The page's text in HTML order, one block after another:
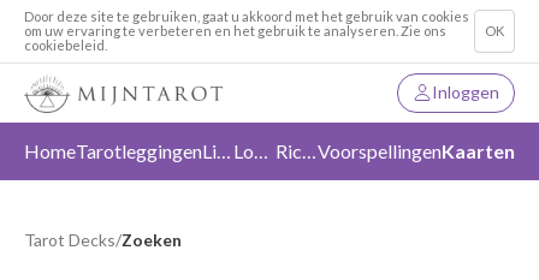
Door deze site te gebruiken, gaat u akkoord met het gebruik van cookies
om uw ervaring te verbeteren en het gebruik te analyseren. Zie ons
cookiebeleid.
OK
Inloggen
HomeTarotleggingen Liefde Loslaten RichtingVoorspellingenKaarten
Tarot Decks/Zoeken